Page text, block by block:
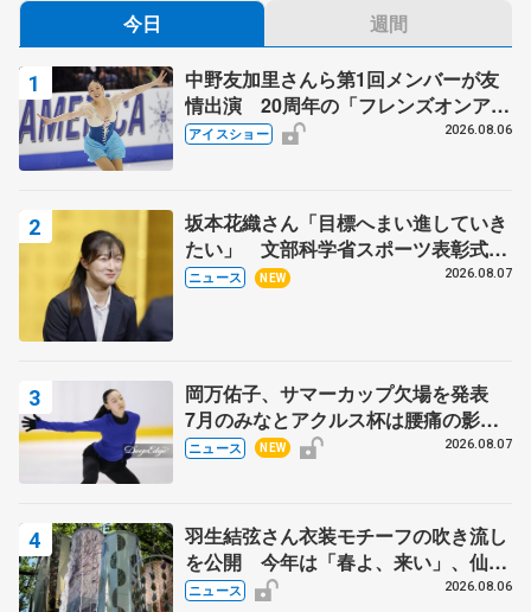
今日 週間
中野友加里さんら第1回メンバーが友
情出演 20周年の「フレンズオンアイ
ス」 宮本賢二さん、有川梨絵さん、
アイスショー 2026.08.06
坂本花織さん「目標へまい進していき
たい」 文部科学省スポーツ表彰式で
代表謝辞
ニュース NEW 2026.08.07
岡万佑子、サマーカップ欠場を発表
7月のみなとアクルス杯は腰痛の影響
で
ニュース NEW 2026.08.07
羽生結弦さん衣装モチーフの吹き流し
を公開 今年は「春よ、来い」、仙台
の瑞鳳殿
ニュース 2026.08.06